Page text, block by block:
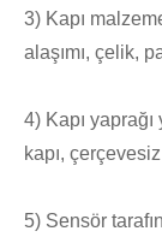
3) Kapı
alaşımı, çelik,
4) Kapı yaprağı
kapı, çerçevesiz
5) Sensör